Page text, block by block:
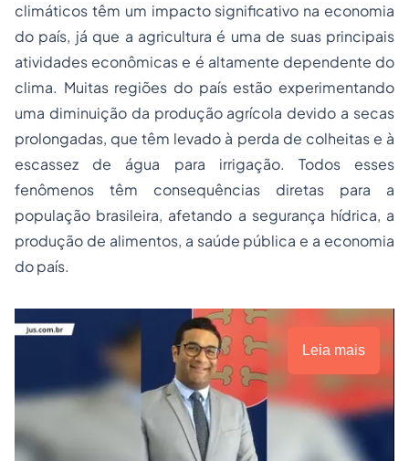
climáticos têm um impacto significativo na economia
do país, já que a agricultura é uma de suas principais
atividades econômicas e é altamente dependente do
clima. Muitas regiões do país estão experimentando
uma diminuição da produção agrícola devido a secas
prolongadas, que têm levado à perda de colheitas e à
escassez de água para irrigação. Todos esses
fenômenos têm consequências diretas para a
população brasileira, afetando a segurança hídrica, a
produção de alimentos, a saúde pública e a economia
do país.
Leia mais